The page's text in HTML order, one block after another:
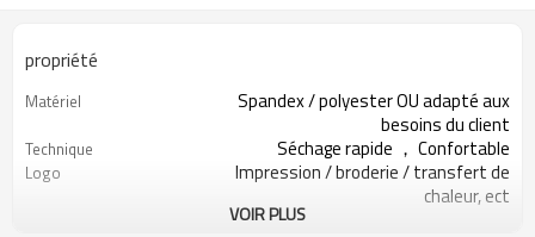
propriété
Matériel
Spandex / polyester OU adapté aux
besoins du client
Technique Séchage rapide ， Confortable
Logo
Impression / broderie / transfert de
chaleur, ect
Course à pied 、 Yoga 、 Exercice 、
VOIR PLUS